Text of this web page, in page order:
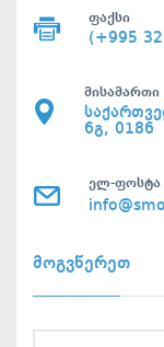
ფაქსი
(+995
მისამართი
6გ, 0186
ელ-ფოსტა
მოგვწერეთ